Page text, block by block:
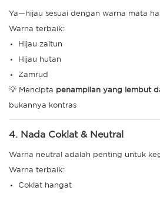
Ya—hijau sesuai dengan warna mata
Warna terbaik:
Hijau zaitun
Hijau hutan
Zamrud
💡 Mencipta penampilan yang lembut
bukannya kontras
4. Nada Coklat & Neutral
Warna neutral adalah penting untuk
Warna terbaik:
Coklat hangat